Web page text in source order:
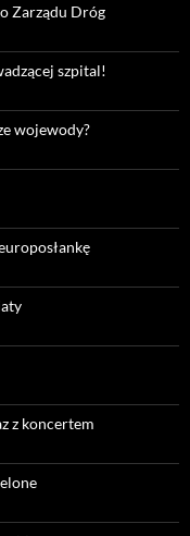
Zarządu Dróg
szpital!
wojewody?
z koncertem